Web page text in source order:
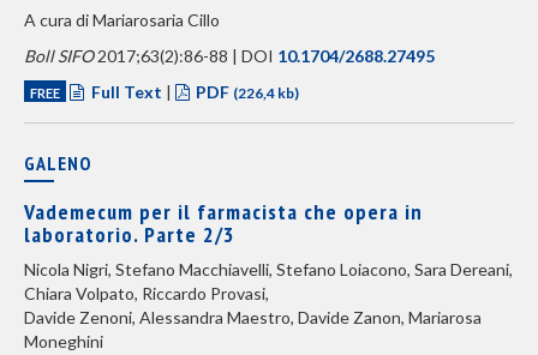
A cura di Mariarosaria Cillo
Boll SIFO2017;63(2):86-88 | DOI 10.1704/2688.27495
FREE Full Text | PDF (226,4 kb)
GALENO
Vademecum per il farmacista che opera in
laboratorio. Parte 2/3
Nicola Nigri, Stefano Macchiavelli, Stefano Loiacono, Sara Dereani,
Chiara Volpato, Riccardo Provasi,
Davide Zenoni, Alessandra Maestro, Davide Zanon, Mariarosa
Moneghini